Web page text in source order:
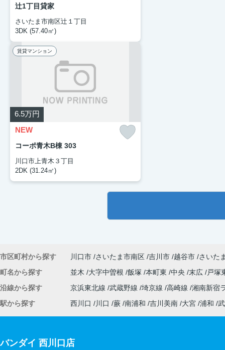
辻1丁目貸家
さいたま市南区辻１丁目
3DK (57.40㎡)
賃貸マンション
6.5万円
NEW
コーポ青木B棟 303
川口市上青木３丁目
2DK (31.24㎡)
市区町村から探す 川口市 さいたま市南区 吉川市 越谷市
さいた
町名から探す
並木 大字中曽根 飯塚 本町東 中央 末広
戸塚
沿線から探す
京浜東北線 武蔵野線 埼京線 高崎線 湘南新宿
駅から探す
西川口 川口 蕨 南浦和 吉川美南 大宮 浦和
バンダイ 西川口店